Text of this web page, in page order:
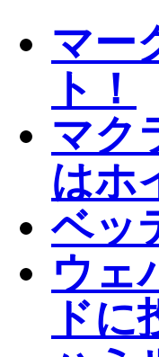
マー
ト！
マク
はホ
ベッ
ウェ
ド